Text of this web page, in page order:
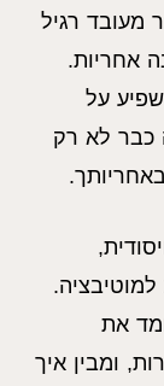
רגיל
אחריות.
על
כבר לא רק
את
ומבין איך